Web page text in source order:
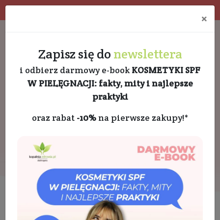
×
Zapisz się do newslettera
i odbierz darmowy e-book KOSMETYKI SPF
W PIELĘGNACJI: fakty, mity i najlepsze
praktyki
oraz rabat -10%na pierwsze zakupy!*